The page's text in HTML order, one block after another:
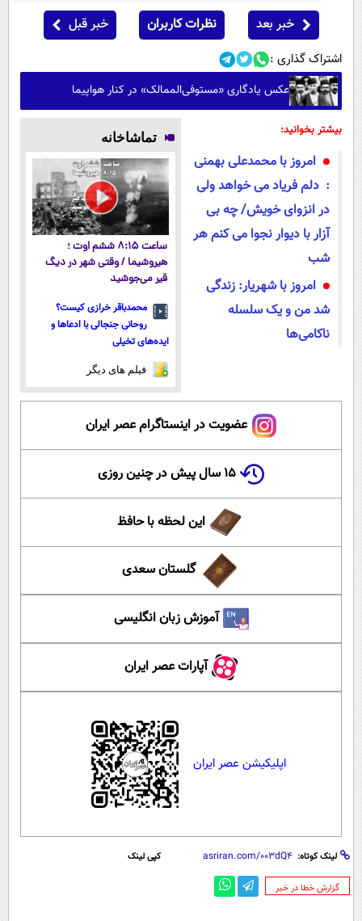
خبر بعد نظرات کاربران خبر قبل
اشتراک گذاری :
عکس یادگاری «مستوفی‌الممالک» در کنار هواپیما
بیشتر بخوانید:
امروز با محمدعلی بهمنی
: دلم فریاد می خواهد ولی
در انزوای خویش/ چه بی
آزار با دیوار نجوا می کنم هر
شب
امروز با شهریار: زندگی
شد من و یک سلسله
ناکامی‌ها
تماشاخانه
ساعت ۸:۱۵ ششم اوت ؛
هیروشیما / وقتی شهر در دیگ
قیر می‌جوشید
محمدباقر خرازی کیست؟
روحانی جنجالی با ادعاها و
ایده‌های تخیلی
فیلم های دیگر
عضویت در اینستاگرام عصر ایران
۱۵ سال پیش در چنین روزی
این لحظه با حافظ
گلستان سعدی
آموزش زبان انگلیسی
آپارات عصر ایران
اپلیکیشن عصر ایران
لینک کوتاه: کپی لینک
‌گزارش خطا در خبر